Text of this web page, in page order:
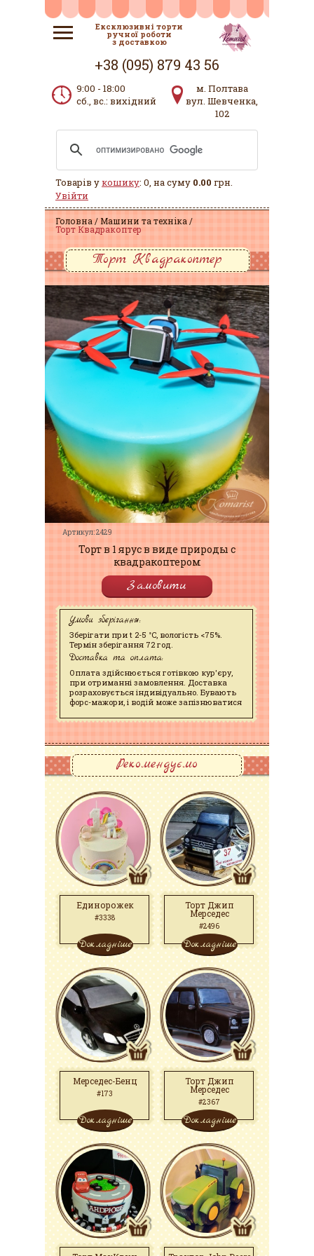
Ексклюзивні торти
ручної роботи
з доставкою
+38 (095) 879 43 56
9:00 - 18:00
сб., вс.: вихідний
м. Полтава
вул. Шевченка,
102
Товарів укошику: 0, на суму 0.00 грн.
Увійти
Головна Машини та техніка
Торт Квадракоптер
Торт Квадракоптер
Артикул: 2429
Торт в 1 ярус в виде природы с
квадракоптером
Замовити
Умови зберігання:
Зберігати при t 2-5 °C, вологість <75%.
Термін зберігання 72 год.
Доставка та оплата:
Оплата здійснюється готівкою кур'єру,
при отриманні замовлення. Доставка
розраховується індивідуально. Бувають
форс-мажори, і водій може запізнюватися
Рекомендуємо
Единорожек
#3338
Докладніше
Торт Джип
Мерседес
#2496
Докладніше
Мерседес-Бенц
#173
Докладніше
Торт Джип
Мерседес
#2367
Докладніше